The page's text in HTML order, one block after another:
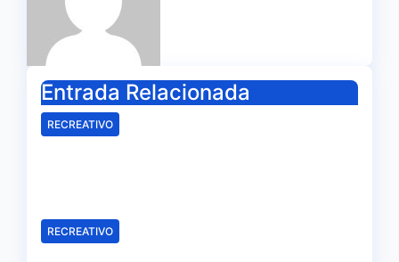
Entrada Relacionada
RECREATIVO
RECREATIVO